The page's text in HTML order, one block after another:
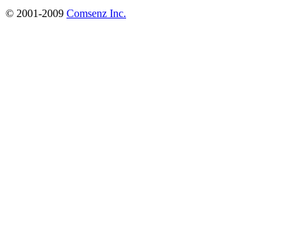
© 2001-2009 Comsenz Inc.